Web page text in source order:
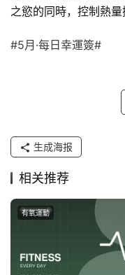
之慾的同時，控制熱量
#5月·每日幸運簽#
生成海报
相关推荐
有氧運動